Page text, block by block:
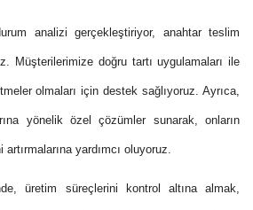
analizi gerçekleştiriyor, anahtar teslim
Müşterilerimize doğru tartı uygulamaları ile
olmaları için destek sağlıyoruz. Ayrıca,
yönelik özel çözümler sunarak, onların
yardımcı oluyoruz.
üretim süreçlerini kontrol altına almak,